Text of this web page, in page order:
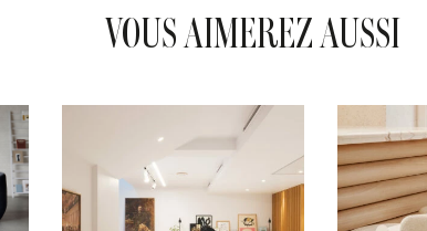
VOUS AIMEREZ AUSSI